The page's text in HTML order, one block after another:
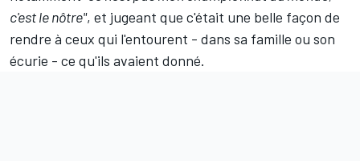
c'est le nôtre", et jugeant que c'était une belle façon de
rendre à ceux qui l'entourent - dans sa famille ou son
écurie - ce qu'ils avaient donné.